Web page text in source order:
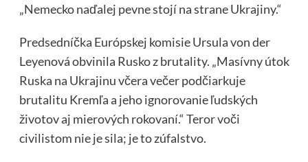
„Nemecko naďalej pevne stojí na strane Ukrajiny.“
Predsedníčka Európskej komisie Ursula von der
Leyenová obvinila Rusko z brutality. „Masívny útok
Ruska na Ukrajinu včera večer podčiarkuje
brutalitu Kremľa a jeho ignorovanie ľudských
životov aj mierových rokovaní.“ Teror voči
civilistom nie je sila; je to zúfalstvo.